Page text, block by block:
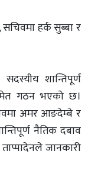
हर्क सुब्बा र
शान्तिपूर्ण
गठन भएको छ।
अमर आङदेम्बे र
नैतिक दबाव
जानकारी